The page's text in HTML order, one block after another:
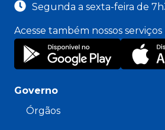
Segunda a sexta-feira de
Acesse também nossos
Governo
Órgãos